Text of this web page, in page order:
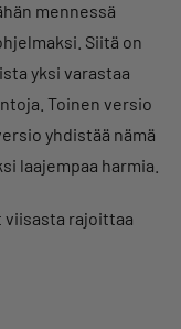
mennessä
Siitä on
yksi varastaa
Toinen versio
yhdistää nämä
laajempaa harmia.
viisasta rajoittaa